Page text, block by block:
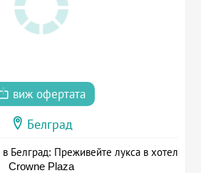
виж офертата
Белград
Преживейте лукса в хотел
Crowne Plaza